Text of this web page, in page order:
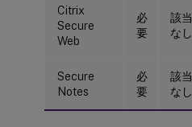
Citrix
Secure
Web
必
要
該当
なし
Secure
Notes
必
要
該当
なし